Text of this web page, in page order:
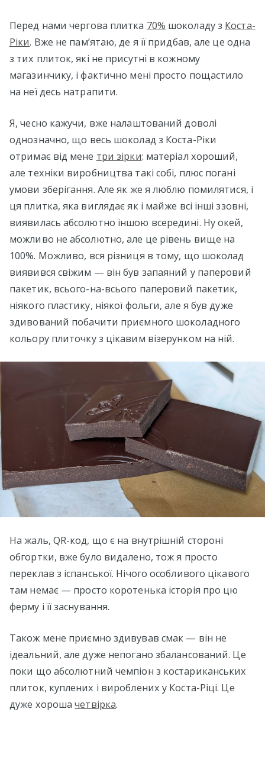
Перед нами чергова плитка 70% шоколаду з Коста-
Ріки. Вже не пам’ятаю, де я її придбав, але це одна
з тих плиток, які не присутні в кожному
магазинчику, і фактично мені просто пощастило
на неї десь натрапити.
Я, чесно кажучи, вже налаштований доволі
однозначно, що весь шоколад з Коста-Ріки
отримає від мене три зірки: матеріал хороший,
але техніки виробництва такі собі, плюс погані
умови зберігання. Але як же я люблю помилятися, і
ця плитка, яка виглядає як і майже всі інші ззовні,
виявилась абсолютно іншою всередині. Ну окей,
можливо не абсолютно, але це рівень вище на
100%. Можливо, вся різниця в тому, що шоколад
виявився свіжим — він був запаяний у паперовий
пакетик, всього-на-всього паперовий пакетик,
ніякого пластику, ніякої фольги, але я був дуже
здивований побачити приємного шоколадного
кольору плиточку з цікавим візерунком на ній.
На жаль, QR-код, що є на внутрішній стороні
обгортки, вже було видалено, тож я просто
переклав з іспанської. Нічого особливого цікавого
там немає — просто коротенька історія про цю
ферму і її заснування.
Також мене приємно здивував смак — він не
ідеальний, але дуже непогано збалансований. Це
поки що абсолютний чемпіон з костариканських
плиток, куплених і вироблених у Коста-Ріці. Це
дуже хорошачетвірка.